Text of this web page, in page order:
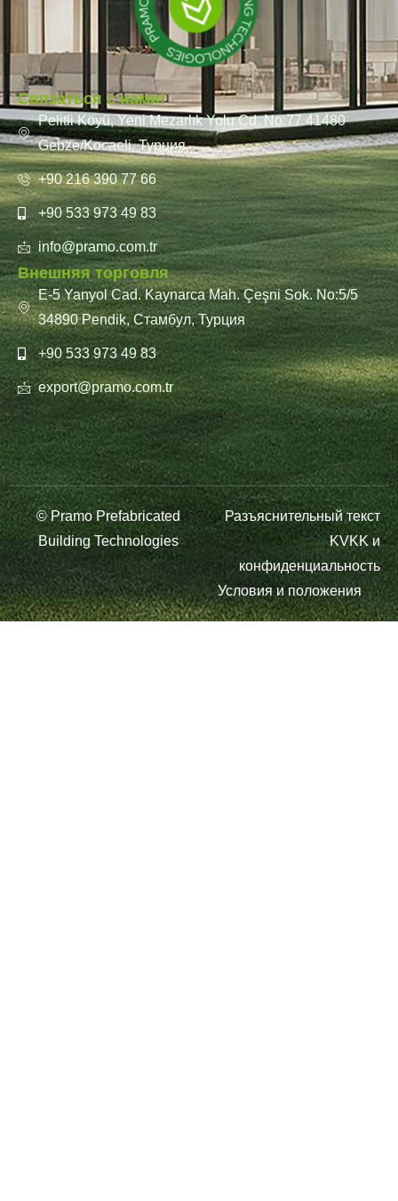
Связаться с нами!
Pelitli Köyü, Yeni Mezarlık Yolu Cd. No:77 41480
Gebze/Kocaeli, Турция
+90 216 390 77 66
+90 533 973 49 83
info@pramo.com.tr
Внешняя торговля
E-5 Yanyol Cad. Kaynarca Mah. Çeşni Sok. No:5/5
34890 Pendik, Стамбул, Турция
+90 533 973 49 83
export@pramo.com.tr
© Pramo Prefabricated
Building Technologies
Разъяснительный текст
KVKK и
конфиденциальность
Условия и положения